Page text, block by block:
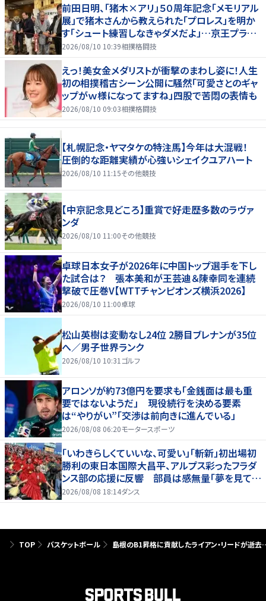
前田日明、「猪木×アリ」５０周年記念「メモリアル
展」で猪木さんから教えられた「プロレス」を明か
す「シュート練習しなきゃダメだよ」…京王プラザ
ホテルで３１日まで
2026/08/10 10:39相撲格闘技
えっ！美女金メダリストが衝撃のまわし姿に！人生
初の相撲稽古シーン公開に騒然「可愛さとのギャ
ップがｗ様になってますね」四股で苦悶の表情も
2026/08/10 09:03相撲格闘技
【札幌記念・ヤマタケの特注馬】今年は大混戦！
圧倒的な距離実績が心強いシェイクユアハート
2026/08/10 11:15その他競技
【中京記念見どころ】重賞で好走歴多数のラヴァ
ンダ
2026/08/10 11:00その他競技
卓球日本女子が2026年に中国トップ選手を下し
た試合は？ 張本美和が王芸迪＆陳幸同を連続
撃破で圧巻V【WTTチャンピオンズ横浜2026】
2026/08/10 11:00卓球
松山英樹は変動なし24位 2勝目ブレナンが35位
へ／男子世界ランク
2026/08/10 10:31 ゴルフ
アロンソが約73億円を要求も「金銭面は最も重
要ではないようだ」 現役続行を決める要素
は“やりがい”「交渉は前向きに進んでいる」
2026/08/08 06:20モータースポーツ
「いわきらしくていいな、可愛い」「斬新」初出場初
勝利の東日本国際大昌平、アルプス彩ったフラダ
ンス部の応援に反響 部員は感無量「夢を見てい
るよう」
2026/08/08 18:14ダンス
TOP バスケットボール 島根のB1昇格に貢献したライアン・リードが逝